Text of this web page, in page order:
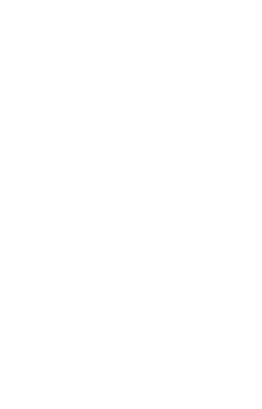
了承ください。
き作成されるも
をご了承くださ
ようお願いしま
にご登録され
社の共同利用者
とをご了承くだ
はありません。
品に未対応品が
年1月12日よ
) : 1000ppm、
ない年数を意
要な手段を講じ
ムロン制御